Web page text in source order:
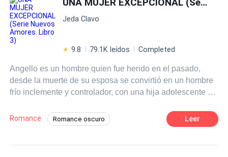
Este trio vivirá no solo un romance intenso, fuerzas
externas tratarán de separarlos y solo el amor y la fe, les
mantendrán juntos.
Romance oscuro
Jeda Clavo
9.8 79.1K leídos Completed
Angello es un hombre quien fue herido en el pasado,
desde la muerte de su esposa se convirtió en un hombre
frío inclemente y controlador, con una hija adolescente a
comportamiento, por otra parte, Martina es una mujer
segura de sí misma, independiente, profesional exitosa,
Romance Romance oscuro Leer